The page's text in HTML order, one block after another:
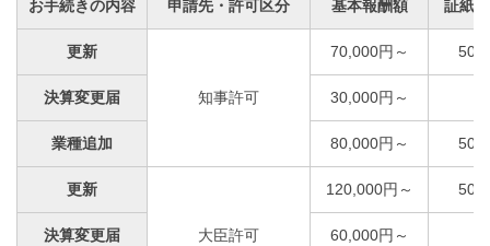
お手続きの内容 申請先・許可区分 基本報酬額 証紙
更新
知事許可
70,000円～
決算変更届 30,000円～
業種追加 80,000円～
更新
大臣許可
120,000円～
決算変更届 60,000円～